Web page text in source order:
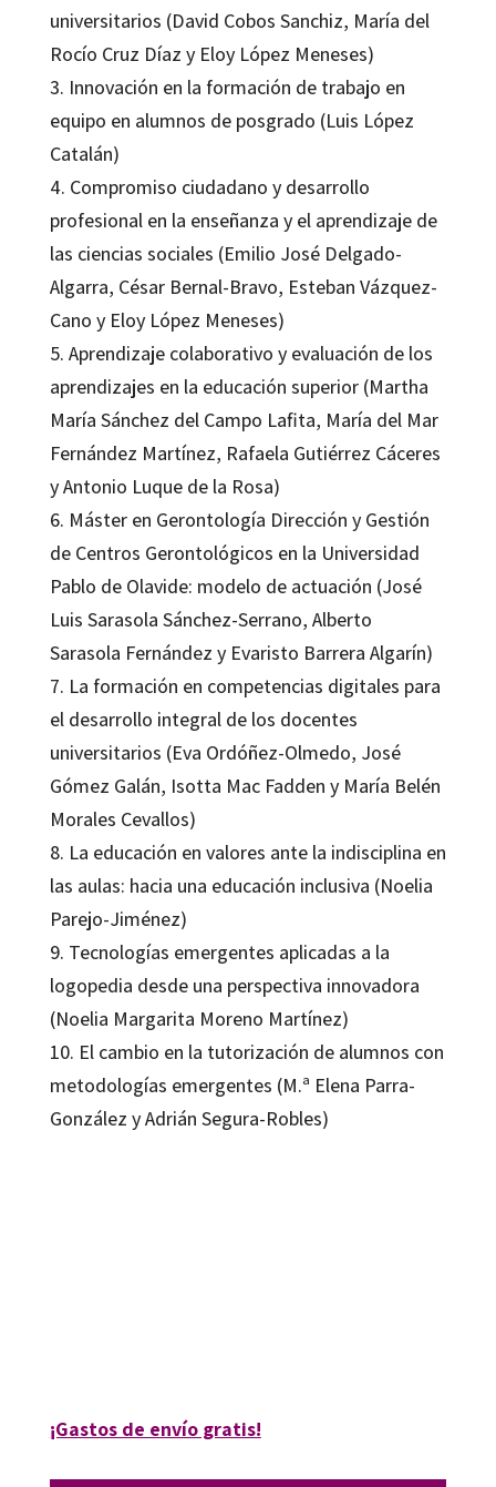
universitarios (David Cobos Sanchiz, María del
Rocío Cruz Díaz y Eloy López Meneses)
3. Innovación en la formación de trabajo en
equipo en alumnos de posgrado (Luis López
Catalán)
4. Compromiso ciudadano y desarrollo
profesional en la enseñanza y el aprendizaje de
las ciencias sociales (Emilio José Delgado-
Algarra, César Bernal-Bravo, Esteban Vázquez-
Cano y Eloy López Meneses)
5. Aprendizaje colaborativo y evaluación de los
aprendizajes en la educación superior (Martha
María Sánchez del Campo Lafita, María del Mar
Fernández Martínez, Rafaela Gutiérrez Cáceres
y Antonio Luque de la Rosa)
6. Máster en Gerontología Dirección y Gestión
de Centros Gerontológicos en la Universidad
Pablo de Olavide: modelo de actuación (José
Luis Sarasola Sánchez-Serrano, Alberto
Sarasola Fernández y Evaristo Barrera Algarín)
7. La formación en competencias digitales para
el desarrollo integral de los docentes
universitarios (Eva Ordóñez-Olmedo, José
Gómez Galán, Isotta Mac Fadden y María Belén
Morales Cevallos)
8. La educación en valores ante la indisciplina en
las aulas: hacia una educación inclusiva (Noelia
Parejo-Jiménez)
9. Tecnologías emergentes aplicadas a la
logopedia desde una perspectiva innovadora
(Noelia Margarita Moreno Martínez)
10. El cambio en la tutorización de alumnos con
metodologías emergentes (M.ª Elena Parra-
González y Adrián Segura-Robles)
¡Gastos de envío gratis!